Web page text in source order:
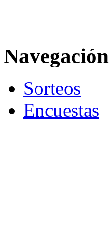
Navegación
Sorteos
Encuestas